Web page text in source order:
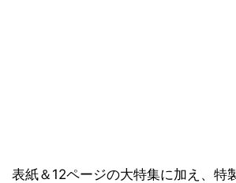
表紙＆12ページの大特集に加え、特